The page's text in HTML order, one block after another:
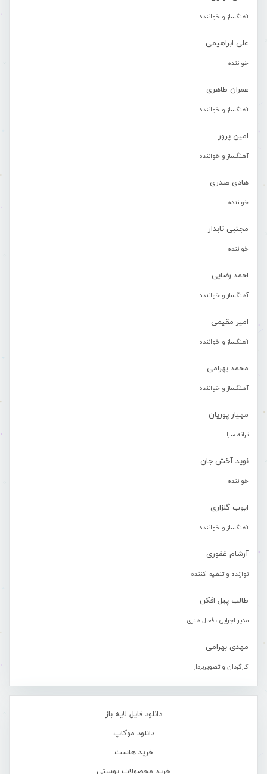
آهنگساز و خواننده
علی ابراهیمی
خواننده
عمران طاهری
آهنگساز و خواننده
امین پرور
آهنگساز و خواننده
هادی صدری
خواننده
مجتبی تابدار
خواننده
احمد رضایی
آهنگساز و خواننده
امیر مقیمی
آهنگساز و خواننده
محمد بهرامی
آهنگساز و خواننده
مهیار پوریان
ترانه سرا
نوید آخش جان
خواننده
ایوب گلزاری
آهنگساز و خواننده
آرشام غفوری
نوازنده و تنظیم کننده
طالب پیل افکن
مدیر اجرایی ، فعال هنری
مهدی بهرامی
کارگردان و تصویربردار
دانلود فایل لایه باز
دانلود موکاپ
خرید هاست
خرید محصولات پوستی